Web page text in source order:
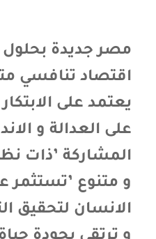
اقتصاد تنافسي
يعتمد على
على العدالة و
المشاركة ’ذات
و متنوع ’تستثمر
الانسان لتحقيق